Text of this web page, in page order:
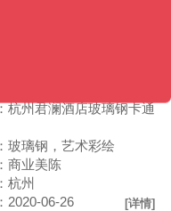
杭州君澜酒店玻璃钢卡通
玻璃钢，艺术彩绘
商业美陈
杭州
2020-06-26
[详情]